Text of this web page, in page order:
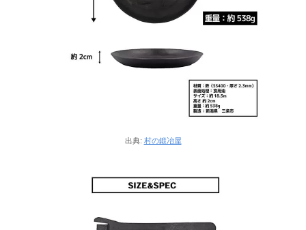
出典: 村の鍛冶屋